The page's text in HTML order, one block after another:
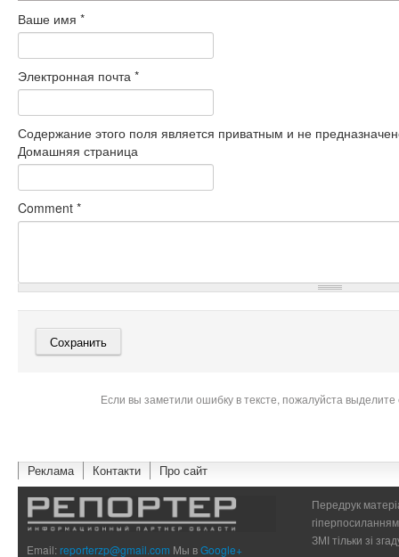
Ваше имя *
Электронная почта *
Содержание этого поля является приватным и не
Домашняя страница
Comment *
Если вы заметили ошибку в тексте, пожалуйста
Реклама Контакти Про сайт
Email:reporterzp@gmail.com Мы вGoogle+
Передрук
ЗМІ тільки зі